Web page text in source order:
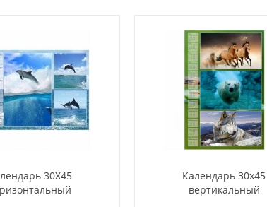
30Х45
Календарь 30x45
вертикальный